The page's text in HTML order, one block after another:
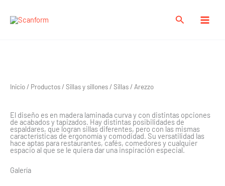
Buscar
Inicio / Productos /Sillas y sillones /Sillas / Arezzo
El diseño es en madera laminada curva y con distintas opciones
de acabados y tapizados. Hay distintas posibilidades de
espaldares, que logran sillas diferentes, pero con las mismas
características de ergonomía y comodidad. Su versatilidad las
hace aptas para restaurantes, cafés, comedores y cualquier
espacio al que se le quiera dar una inspiración especial.
Galería